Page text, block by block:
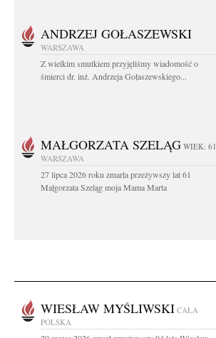
ANDRZEJ GOŁASZEWSKI
WARSZAWA
Z wielkim smutkiem przyjęliśmy wiadomość o
śmierci dr. inż. Andrzeja Gołaszewskiego...
MAŁGORZATA SZELĄG WIEK: 61
WARSZAWA
27 lipca 2026 roku zmarła przeżywszy lat 61
Małgorzata Szeląg moja Mama Marta
WIESŁAW MYŚLIWSKI CAŁA
POLSKA